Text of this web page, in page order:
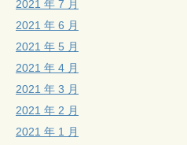
2021 年 7 月
2021 年 6 月
2021 年 5 月
2021 年 4 月
2021 年 3 月
2021 年 2 月
2021 年 1 月